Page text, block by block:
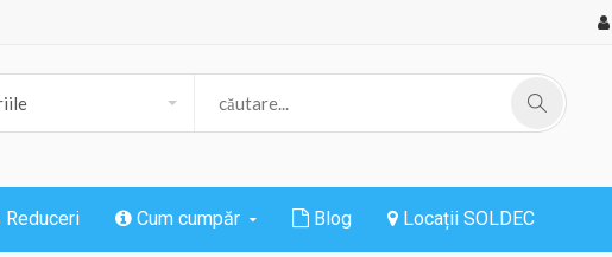
Reduceri Cum cumpăr Blog Locații SOLDEC